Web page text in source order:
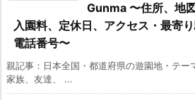
Gunma 〜住所、地
入園料、定休日、アクセス・最寄り
電話番号〜
親記事：日本全国・都道府県の遊園地・テー
家族、友達、 ...